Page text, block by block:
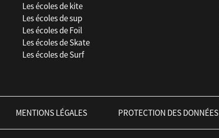
Les écoles de kite
Les écoles de sup
Les écoles de Foil
Les écoles de Skate
Les écoles de Surf
MENTIONS LÉGALES PROTECTION DES DONNÉES